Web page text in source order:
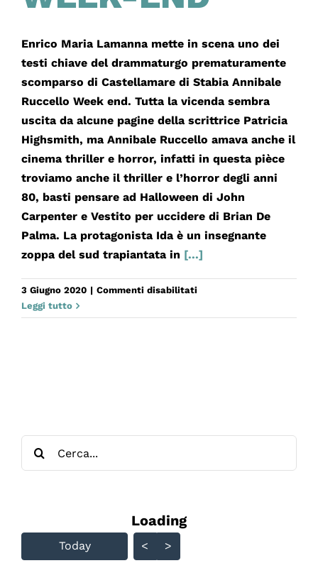
Enrico Maria Lamanna mette in scena uno dei
testi chiave del drammaturgo prematuramente
scomparso di Castellamare di Stabia Annibale
Ruccello Week end. Tutta la vicenda sembra
uscita da alcune pagine della scrittrice Patricia
Highsmith, ma Annibale Ruccello amava anche il
cinema thriller e horror, infatti in questa pièce
troviamo anche il thriller e l’horror degli anni
80, basti pensare ad Halloween di John
Carpenter e Vestito per uccidere di Brian De
Palma. La protagonista Ida è un insegnante
zoppa del sud trapiantata in [...]
3 Giugno 2020 | Commenti disabilitatisu
END
Leggi tutto
Skip Calendar
Loading - current view is
Loading
Today < >